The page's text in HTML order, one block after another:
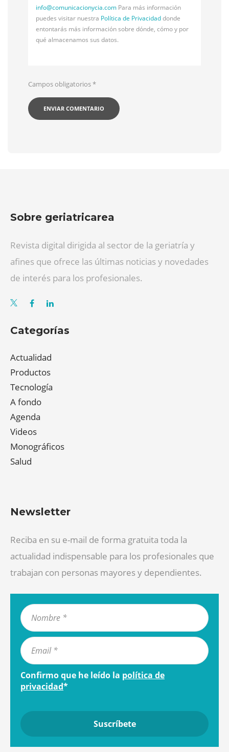
info@comunicacionycia.com Para más información
puedes visitar nuestra Política de Privacidaddonde
entontarás más información sobre dónde, cómo y por
qué almacenamos sus datos.
Campos obligatorios*
Sobre geriatricarea
Revista digital dirigida al sector de la geriatría y
afines que ofrece las últimas noticias y novedades
de interés para los profesionales.
Categorías
Actualidad
Productos
Tecnología
A fondo
Agenda
Videos
Monográficos
Salud
Newsletter
Reciba en su e-mail de forma gratuita toda la
actualidad indispensable para los profesionales que
trabajan con personas mayores y dependientes.
Confirmo que he leído la política de
privacidad*